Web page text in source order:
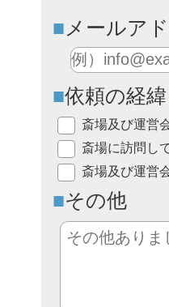
メールア
依頼の経緯
斎場及び運営
斎場に訪問し
斎場及び運営
その他